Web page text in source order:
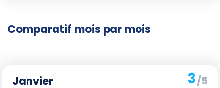
Comparatif mois par mois
Janvier 3/5